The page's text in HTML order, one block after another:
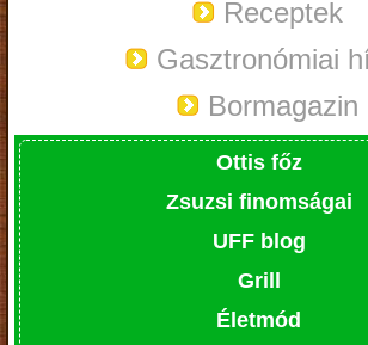
Receptek
Gasztronómiai
Bormagazin
Ottis főz
Zsuzsi finomságai
UFF blog
Grill
Életmód